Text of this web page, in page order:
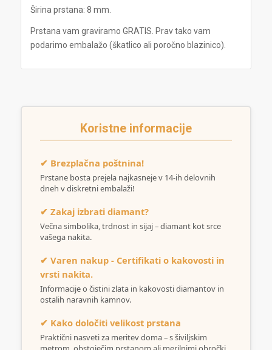
Širina prstana: 8 mm.
Prstana vam graviramo GRATIS. Prav tako vam
podarimo embalažo (škatlico ali poročno blazinico).
Koristne informacije
✔ Brezplačna poštnina!
Prstane bosta prejela najkasneje v 14-ih delovnih
dneh v diskretni embalaži!
✔ Zakaj izbrati diamant?
Večna simbolika, trdnost in sijaj – diamant kot srce
vašega nakita.
✔ Varen nakup - Certifikati o kakovosti in
vrsti nakita.
Informacije o čistini zlata in kakovosti diamantov in
ostalih naravnih kamnov.
✔ Kako določiti velikost prstana
Praktični nasveti za meritev doma – s šiviljskim